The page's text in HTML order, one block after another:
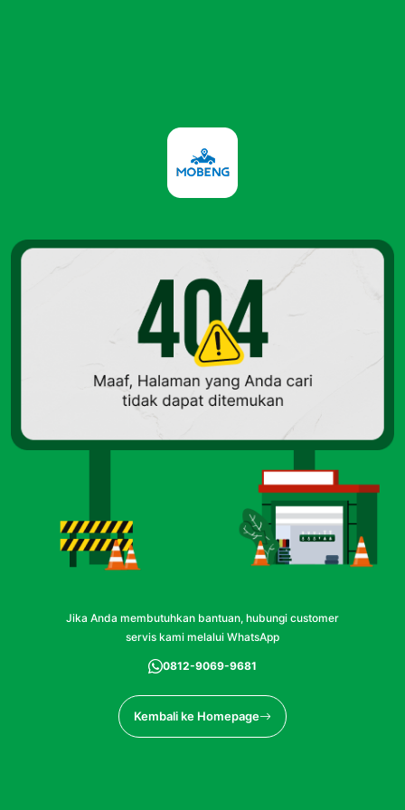
Jika Anda membutuhkan bantuan, hubungi customer
servis kami melalui WhatsApp
0812-9069-9681
Kembali ke Homepage